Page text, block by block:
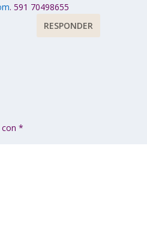
. 591 70498655
RESPONDER
con*